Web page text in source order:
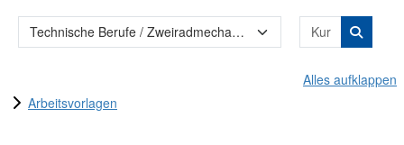
Kursbereiche
Kurse
Kurse
Alles aufklappen
Arbeitsvorlagen